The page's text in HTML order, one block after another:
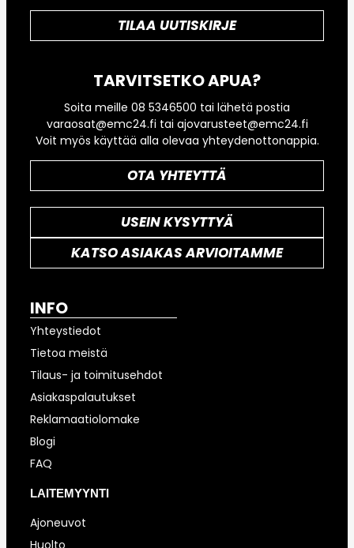
TILAA UUTISKIRJE
TARVITSETKO APUA?
Soita meille 08 5346500 tai lähetä postia
varaosat@emc24.fi tai ajovarusteet@emc24.fi
Voit myös käyttää alla olevaa yhteydenottonappia.
OTA YHTEYTTÄ
USEIN KYSYTTYÄ
KATSO ASIAKAS ARVIOITAMME
INFO
Yhteystiedot
Tietoa meistä
Tilaus- ja toimitusehdot
Asiakaspalautukset
Reklamaatiolomake
Blogi
FAQ
LAITEMYYNTI
Ajoneuvot